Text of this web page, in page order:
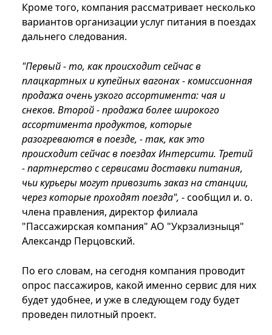
Кроме того, компания рассматривает несколько
вариантов организации услуг питания в поездах
дальнего следования.
"Первый - то, как происходит сейчас в
плацкартных и купейных вагонах - комиссионная
продажа очень узкого ассортимента: чая и
снеков. Второй - продажа более широкого
ассортимента продуктов, которые
разогреваются в поезде, - так, как это
происходит сейчас в поездах Интерсити. Третий
- партнерство с сервисами доставки питания,
чьи курьеры могут привозить заказ на станции,
через которые проходят поезда", - сообщил и. о.
члена правления, директор филиала
"Пассажирская компания" АО "Укрзализныця"
Александр Перцовский.
По его словам, на сегодня компания проводит
опрос пассажиров, какой именно сервис для них
будет удобнее, и уже в следующем году будет
проведен пилотный проект.